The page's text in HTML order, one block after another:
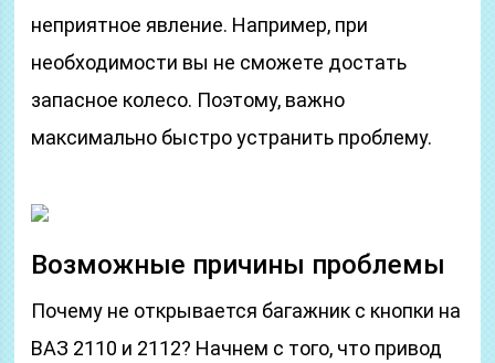
неприятное явление. Например, при
необходимости вы не сможете достать
запасное колесо. Поэтому, важно
максимально быстро устранить проблему.
Возможные причины проблемы
Почему не открывается багажник с кнопки на
ВАЗ 2110 и 2112? Начнем с того, что привод